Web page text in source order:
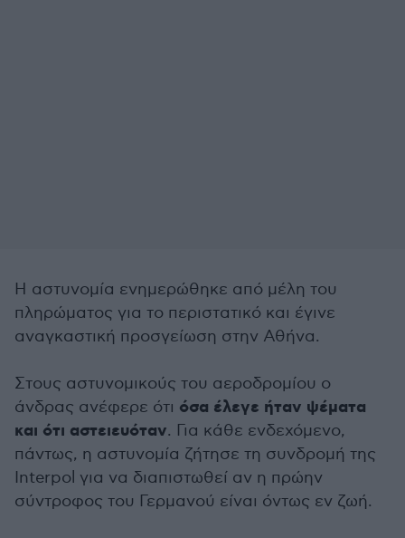
Η αστυνομία ενημερώθηκε από μέλη του
πληρώματος για το περιστατικό και έγινε
αναγκαστική προσγείωση στην Αθήνα.
Στους αστυνομικούς του αεροδρομίου ο
άνδρας ανέφερε ότι όσα έλεγε ήταν ψέματα
και ότι αστειευόταν. Για κάθε ενδεχόμενο,
πάντως, η αστυνομία ζήτησε τη συνδρομή της
Interpol για να διαπιστωθεί αν η πρώην
σύντροφος του Γερμανού είναι όντως εν ζωή.